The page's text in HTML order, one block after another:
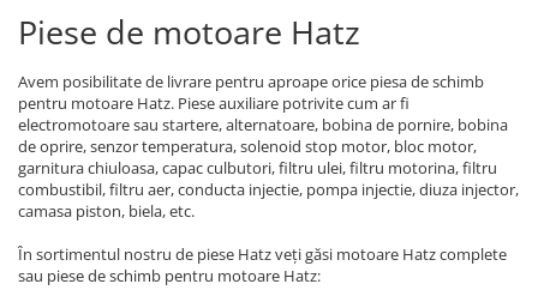
Placa electronica
Pedala
Sigurante
Becuri indicatoare
Limitatori
Potentiometre
Senzori de unghi
Bobina solenoid
Piese Kaiser
Piese Ingersoll Rand
Piese Hanomag
Piese Hamm
Piese Goldoni
Piese Furukawa
Piese Ford
Piese de motoare Hatz
Avem posibilitate de livrare pentru aproape orice piesa de schimb
pentru motoare Hatz. Piese auxiliare potrivite cum ar fi
electromotoare sau startere, alternatoare, bobina de pornire, bobina
de oprire, senzor temperatura, solenoid stop motor, bloc motor,
garnitura chiuloasa, capac culbutori, filtru ulei, filtru motorina, filtru
combustibil, filtru aer, conducta injectie, pompa injectie, diuza injector,
camasa piston, biela, etc.
În sortimentul nostru de piese Hatz veți găsi motoare Hatz complete
sau piese de schimb pentru motoare Hatz: